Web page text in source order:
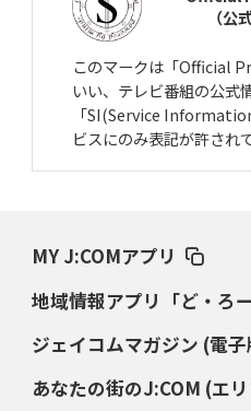
（公
このマークは「Official
いい、テレビ番組の公式
「SI(Service
ビスにのみ表記が許され
MY J:COMアプリ
地域情報アプリ「ど・ろー
ジェイコムマガジン (電
あなたの街のJ:COM (エ